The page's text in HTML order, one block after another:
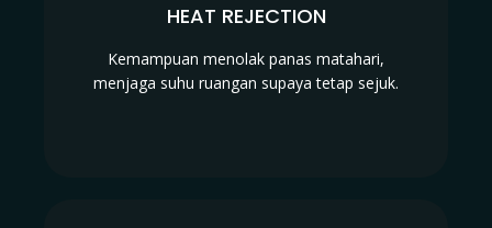
HEAT REJECTION
Kemampuan menolak panas matahari,
menjaga suhu ruangan supaya tetap sejuk.